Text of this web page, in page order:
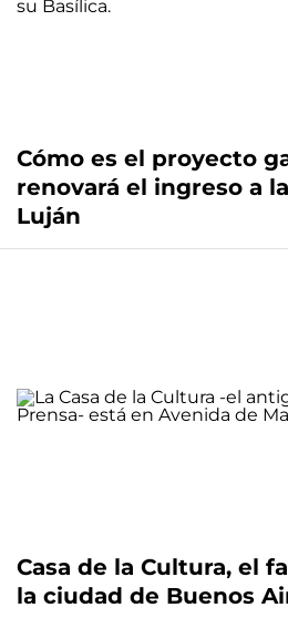
Cómo es el proyecto
renovará el ingreso a
Luján
Casa de la Cultura, el
la ciudad de Buenos